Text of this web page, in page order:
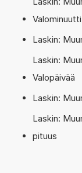
Valominuutti
Laskin:
Laskin:
Valopäivää
Laskin:
Laskin:
pituus